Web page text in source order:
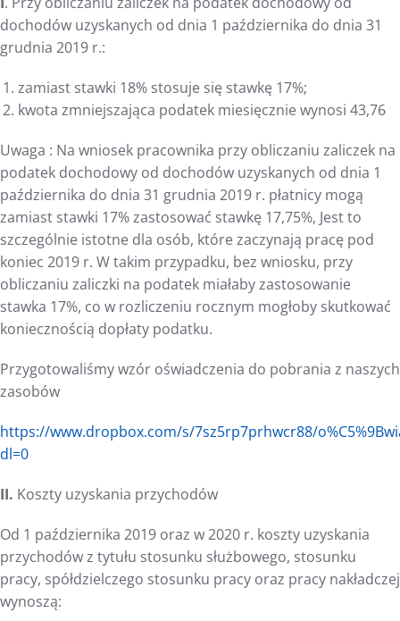
dochodów uzyskanych od dnia 1 października do dnia 31
grudnia 2019 r.:
zamiast stawki 18% stosuje się stawkę 17%;
kwota zmniejszająca podatek miesięcznie wynosi 43,76
Uwaga : Na wniosek pracownika przy obliczaniu zaliczek na
podatek dochodowy od dochodów uzyskanych od dnia 1
października do dnia 31 grudnia 2019 r. płatnicy mogą
zamiast stawki 17% zastosować stawkę 17,75%, Jest to
szczególnie istotne dla osób, które zaczynają pracę pod
koniec 2019 r. W takim przypadku, bez wniosku, przy
obliczaniu zaliczki na podatek miałaby zastosowanie
stawka 17%, co w rozliczeniu rocznym mogłoby skutkować
koniecznością dopłaty podatku.
Przygotowaliśmy wzór oświadczenia do pobrania z naszych
zasobów
https://www.dropbox.com/s/7sz5rp7prhwcr88/
dl=0
II. Koszty uzyskania przychodów
Od 1 października 2019 oraz w 2020 r. koszty uzyskania
przychodów z tytułu stosunku służbowego, stosunku
pracy, spółdzielczego stosunku pracy oraz pracy nakładczej
wynoszą: